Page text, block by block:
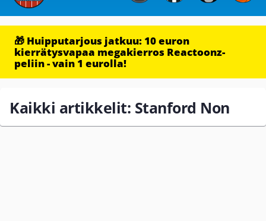
🎁 Huipputarjous jatkuu: 10 euron
kierrätysvapaa megakierros Reactoonz-
peliin - vain 1 eurolla!
Kaikki artikkelit: Stanford Non